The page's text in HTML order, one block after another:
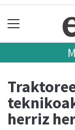
herriz